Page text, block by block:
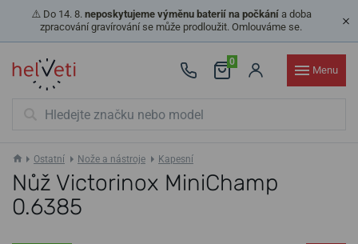
⚠️ Do 14. 8. neposkytujeme výměnu baterií na počkánía doba
zpracování gravírování se může prodloužit. Omlouváme se.
0
Menu
Ostatní Nože a nástroje Kapesní
Nůž Victorinox MiniChamp
0.6385